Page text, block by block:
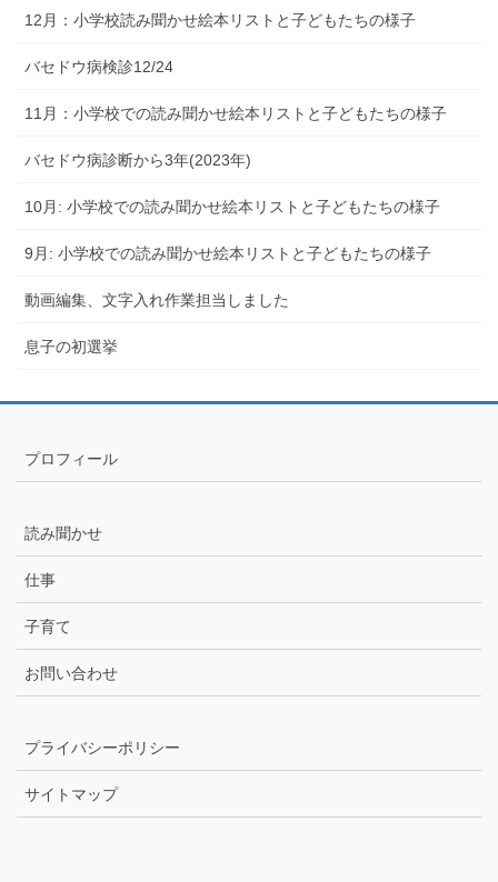
12月：小学校読み聞かせ絵本リストと子どもたちの様子
バセドウ病検診12/24
11月：小学校での読み聞かせ絵本リストと子どもたちの様子
バセドウ病診断から3年(2023年)
10月: 小学校での読み聞かせ絵本リストと子どもたちの様子
9月: 小学校での読み聞かせ絵本リストと子どもたちの様子
動画編集、文字入れ作業担当しました
息子の初選挙
プロフィール
読み聞かせ
仕事
子育て
お問い合わせ
プライバシーポリシー
サイトマップ